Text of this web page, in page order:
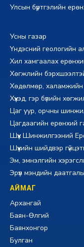
Улсын бүртгэлийн
Усны газар
Үндэсний геологийн
Хил хамгаалах
Хөгжлийн
Хөдөлмөр, халамжийн
Хүүхэд, гэр бүлийн
Цаг уур, орчны
Цагдаагийн ерөнхий
Шүүх Шинжилгээний
Шүүхийн шийдвэр
Эм, эмнэлгийн
Эрүүл мэндийн
АЙМАГ
Архангай
Баян-Өлгий
Баянхонгор
Булган